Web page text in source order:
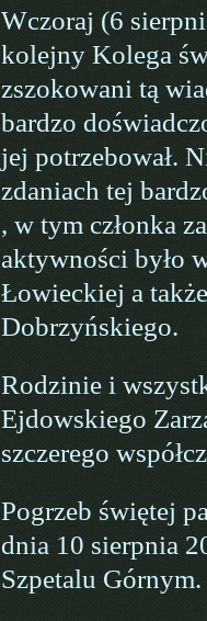
Wczoraj (6
kolejny Kolega
zszokowani tą
bardzo
jej potrzebował.
zdaniach tej
, w tym członka
aktywności było
Łowieckiej a
Dobrzyńskiego.
Rodzinie i
Ejdowskiego
szczerego
Pogrzeb świętej
dnia 10 sierpnia
Szpetalu Górnym.